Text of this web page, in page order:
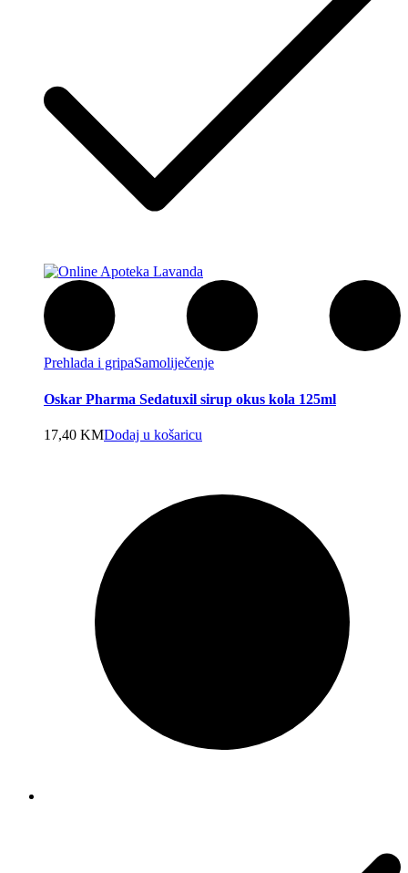
Prehlada i gripaSamoliječenje
Oskar Pharma Sedatuxil sirup okus kola 125ml
17,40 KMDodaj u košaricu